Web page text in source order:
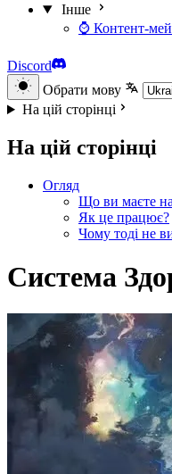
Інше
⌚ Контент-
Discord
Обрати мову
На цій сторінці
На цій сторінці
Огляд
Що ви маєте на
Як це працює?
Чому тоді не
Система